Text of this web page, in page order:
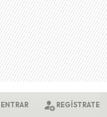
ENTRAR REGÍSTRATE